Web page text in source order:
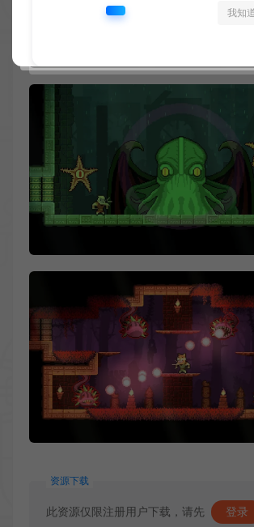
资源下载
此资源仅限注册用户下载，请先 登录
我知